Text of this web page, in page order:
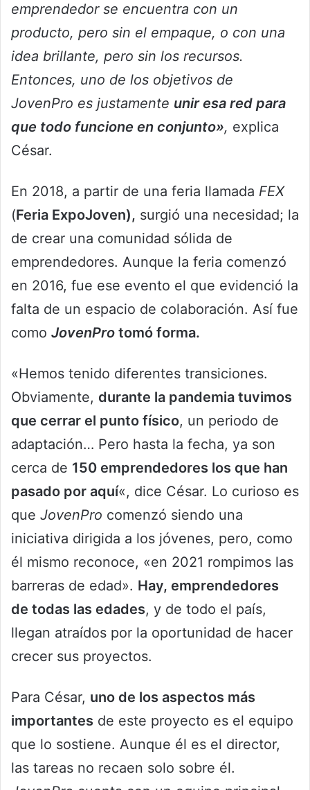
emprendedor se encuentra con un
producto, pero sin el empaque, o con una
idea brillante, pero sin los recursos.
Entonces, uno de los objetivos de
JovenPro es justamente unir esa red para
que todo funcione en conjunto», explica
César.
En 2018, a partir de una feria llamada FEX
(Feria ExpoJoven), surgió una necesidad; la
de crear una comunidad sólida de
emprendedores. Aunque la feria comenzó
en 2016, fue ese evento el que evidenció la
falta de un espacio de colaboración. Así fue
como JovenPro tomó forma.
«Hemos tenido diferentes transiciones.
Obviamente, durante la pandemia tuvimos
que cerrar el punto físico, un periodo de
adaptación… Pero hasta la fecha, ya son
cerca de 150 emprendedores los que han
pasado por aquí«, dice César. Lo curioso es
que JovenPro comenzó siendo una
iniciativa dirigida a los jóvenes, pero, como
él mismo reconoce, «en 2021 rompimos las
barreras de edad». Hay, emprendedores
de todas las edades, y de todo el país,
llegan atraídos por la oportunidad de hacer
crecer sus proyectos.
Para César, uno de los aspectos más
importantes de este proyecto es el equipo
que lo sostiene. Aunque él es el director,
las tareas no recaen solo sobre él.